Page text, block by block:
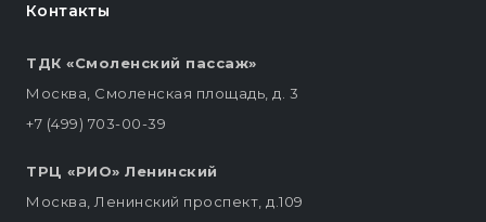
Контакты
ТДК «Смоленский пассаж»
Москва, Смоленская площадь, д. 3
+7 (499) 703-00-39
ТРЦ «РИО» Ленинский
Москва, Ленинский проспект, д.109